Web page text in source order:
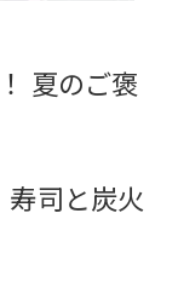
夏のご褒
寿司と炭火